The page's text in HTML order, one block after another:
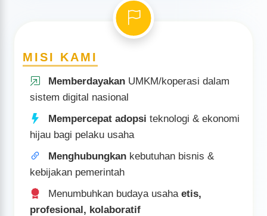
Rekomendasi usaha, legalitas bisnis, certificate/visa
Rekomendasi Certificate of Origin / legalisasi ekspor
Jadilah bagian dari jejaring KADIN, perluas peluang & nilai
tambah bisnismu!
MISI KAMI
Memberdayakan UMKM/koperasi dalam
sistem digital nasional
Mempercepat adopsi teknologi & ekonomi
hijau bagi pelaku usaha
Menghubungkan kebutuhan bisnis &
kebijakan pemerintah
Menumbuhkan budaya usahaetis,
profesional, kolaboratif